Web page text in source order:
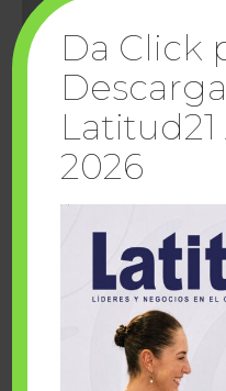
Cuando la
sueños Fairmont
Da Click
2026